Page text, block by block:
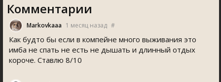
Комментарии
Markovkaaa 1 месяц назад #
Как будто бы если в компейне много выживания это
имба не спать не есть не дышать и длинный отдых
короче. Ставлю 8/10